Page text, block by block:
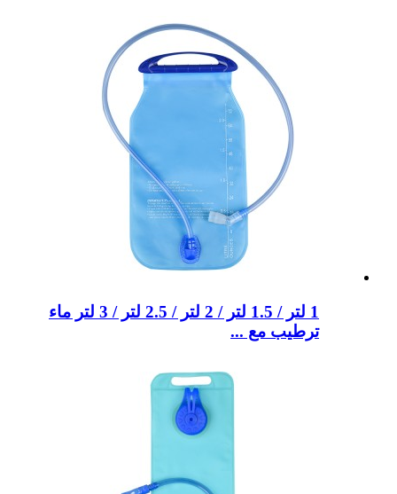
1 لتر / 1.5 لتر / 2 لتر / 2.5 لتر / 3 لتر ماء
ترطيب مع ...